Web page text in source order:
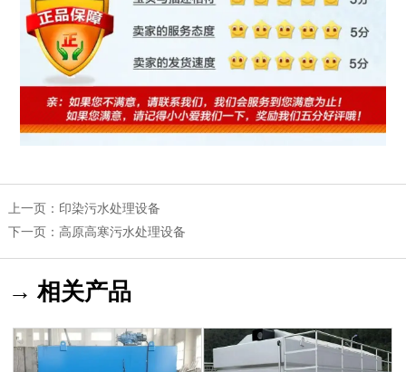
上一页： 印染污水处理设备
下一页： 高原高寒污水处理设备
→ 相关产品